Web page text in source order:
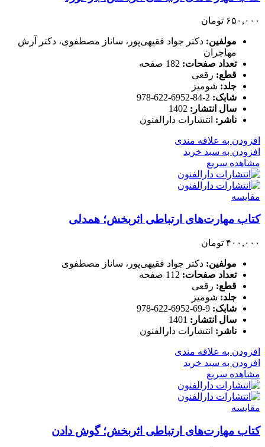
۶۵۰,۰۰۰ تومان
مولفین: دکتر جواد فقیهی‌پور، ساناز مصطفوی، دکتر آرش
مهاجران
تعداد صفحات:
قطع: رقعی
جلد: شومیز
شابک:
سال انتشار:
ناشر: انتشارات دارالفنون
افزودن به علاقه مندی
افزودن به سبد خرید
مشاهده سریع
مقایسه
کتاب مهارت‌های ارتباطی اثربخش؛ همدلی
۴۰۰,۰۰۰ تومان
مولفین: دکتر جواد فقیهی‌پور، ساناز مصطفوی
تعداد صفحات:
قطع: رقعی
جلد: شومیز
شابک:
سال انتشار:
ناشر: انتشارات دارالفنون
افزودن به علاقه مندی
افزودن به سبد خرید
مشاهده سریع
مقایسه
کتاب مهارت‌های ارتباطی اثربخش؛ گوش دادن